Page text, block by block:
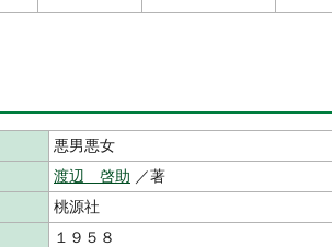
悪男悪女
渡辺 啓助 ／著
桃源社
１９５８